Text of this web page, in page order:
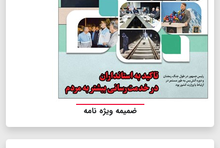
ضمیمه ویژه نامه